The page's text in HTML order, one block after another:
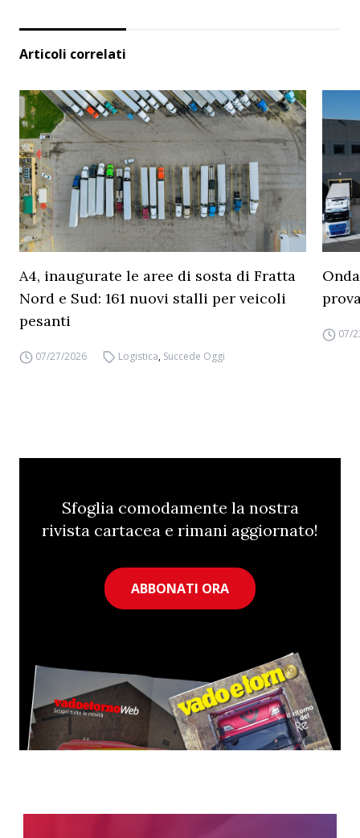
Articoli correlati
A4, inaugurate le aree di sosta di Fratta
Nord e Sud: 161 nuovi stalli per veicoli
pesanti
07/27/2026 Logistica, Succede Oggi
07/
Sfoglia comodamente la nostra
rivista cartacea e rimani aggiornato!
ABBONATI ORA